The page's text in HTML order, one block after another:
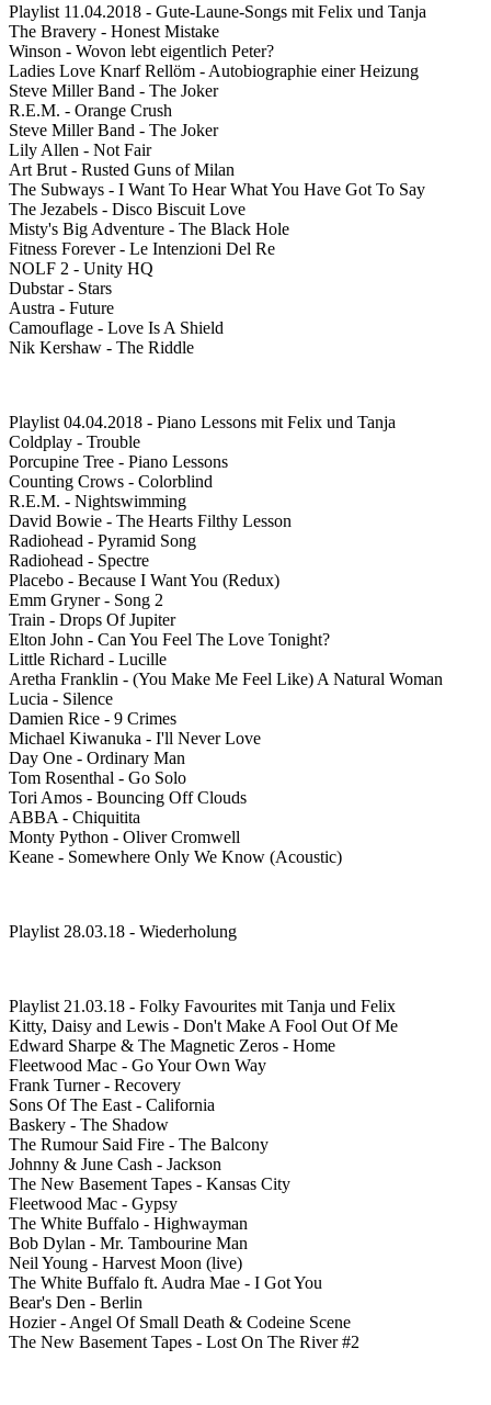
Playlist 11.04.2018 - Gute-Laune-Songs mit Felix und Tanja
The Bravery - Honest Mistake
Winson - Wovon lebt eigentlich Peter?
Ladies Love Knarf Rellöm - Autobiographie einer Heizung
Steve Miller Band - The Joker
R.E.M. - Orange Crush
Steve Miller Band - The Joker
Lily Allen - Not Fair
Art Brut - Rusted Guns of Milan
The Subways - I Want To Hear What You Have Got To Say
The Jezabels - Disco Biscuit Love
Misty's Big Adventure - The Black Hole
Fitness Forever - Le Intenzioni Del Re
NOLF 2 - Unity HQ
Dubstar - Stars
Austra - Future
Camouflage - Love Is A Shield
Nik Kershaw - The Riddle
Playlist 04.04.2018 - Piano Lessons mit Felix und Tanja
Coldplay - Trouble
Porcupine Tree - Piano Lessons
Counting Crows - Colorblind
R.E.M. - Nightswimming
David Bowie - The Hearts Filthy Lesson
Radiohead - Pyramid Song
Radiohead - Spectre
Placebo - Because I Want You (Redux)
Emm Gryner - Song 2
Train - Drops Of Jupiter
Elton John - Can You Feel The Love Tonight?
Little Richard - Lucille
Aretha Franklin - (You Make Me Feel Like) A Natural Woman
Lucia - Silence
Damien Rice - 9 Crimes
Michael Kiwanuka - I'll Never Love
Day One - Ordinary Man
Tom Rosenthal - Go Solo
Tori Amos - Bouncing Off Clouds
ABBA - Chiquitita
Monty Python - Oliver Cromwell
Keane - Somewhere Only We Know (Acoustic)
Playlist 28.03.18 - Wiederholung
Playlist 21.03.18 - Folky Favourites mit Tanja und Felix
Kitty, Daisy and Lewis - Don't Make A Fool Out Of Me
Edward Sharpe & The Magnetic Zeros - Home
Fleetwood Mac - Go Your Own Way
Frank Turner - Recovery
Sons Of The East - California
Baskery - The Shadow
The Rumour Said Fire - The Balcony
Johnny & June Cash - Jackson
The New Basement Tapes - Kansas City
Fleetwood Mac - Gypsy
The White Buffalo - Highwayman
Bob Dylan - Mr. Tambourine Man
Neil Young - Harvest Moon (live)
The White Buffalo ft. Audra Mae - I Got You
Bear's Den - Berlin
Hozier - Angel Of Small Death & Codeine Scene
The New Basement Tapes - Lost On The River #2